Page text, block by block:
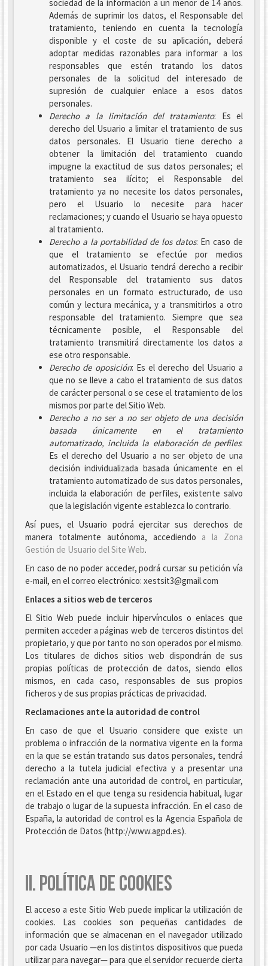
sociedad de la información a un menor de 14 años.
Además de suprimir los datos, el Responsable del
tratamiento, teniendo en cuenta la tecnología
disponible y el coste de su aplicación, deberá
adoptar medidas razonables para informar a los
responsables que estén tratando los datos
personales de la solicitud del interesado de
supresión de cualquier enlace a esos datos
personales.
Derecho a la limitación del tratamiento: Es el
derecho del Usuario a limitar el tratamiento de sus
datos personales. El Usuario tiene derecho a
obtener la limitación del tratamiento cuando
impugne la exactitud de sus datos personales; el
tratamiento sea ilícito; el Responsable del
tratamiento ya no necesite los datos personales,
pero el Usuario lo necesite para hacer
reclamaciones; y cuando el Usuario se haya opuesto
al tratamiento.
Derecho a la portabilidad de los datos: En caso de
que el tratamiento se efectúe por medios
automatizados, el Usuario tendrá derecho a recibir
del Responsable del tratamiento sus datos
personales en un formato estructurado, de uso
común y lectura mecánica, y a transmitirlos a otro
responsable del tratamiento. Siempre que sea
técnicamente posible, el Responsable del
tratamiento transmitirá directamente los datos a
ese otro responsable.
Derecho de oposición: Es el derecho del Usuario a
que no se lleve a cabo el tratamiento de sus datos
de carácter personal o se cese el tratamiento de los
mismos por parte del Sitio Web.
Derecho a no ser a no ser objeto de una decisión
basada únicamente en el tratamiento
automatizado, incluida la elaboración de perfiles:
Es el derecho del Usuario a no ser objeto de una
decisión individualizada basada únicamente en el
tratamiento automatizado de sus datos personales,
incluida la elaboración de perfiles, existente salvo
que la legislación vigente establezca lo contrario.
Así pues, el Usuario podrá ejercitar sus derechos de
manera totalmente autónoma, accediendo a la Zona
Gestión de Usuario del Site Web.
En caso de no poder acceder, podrá cursar su petición vía
e-mail, en el correo electrónico: xestsit3@gmail.com
Enlaces a sitios web de terceros
El Sitio Web puede incluir hipervínculos o enlaces que
permiten acceder a páginas web de terceros distintos del
propietario, y que por tanto no son operados por el mismo.
Los titulares de dichos sitios web dispondrán de sus
propias políticas de protección de datos, siendo ellos
mismos, en cada caso, responsables de sus propios
ficheros y de sus propias prácticas de privacidad.
Reclamaciones ante la autoridad de control
En caso de que el Usuario considere que existe un
problema o infracción de la normativa vigente en la forma
en la que se están tratando sus datos personales, tendrá
derecho a la tutela judicial efectiva y a presentar una
reclamación ante una autoridad de control, en particular,
en el Estado en el que tenga su residencia habitual, lugar
de trabajo o lugar de la supuesta infracción. En el caso de
España, la autoridad de control es la Agencia Española de
Protección de Datos (http://www.agpd.es).
II. POLÍTICA DE COOKIES
El acceso a este Sitio Web puede implicar la utilización de
cookies. Las cookies son pequeñas cantidades de
información que se almacenan en el navegador utilizado
por cada Usuario —en los distintos dispositivos que pueda
utilizar para navegar— para que el servidor recuerde cierta